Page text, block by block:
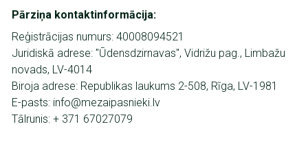
Pārziņa kontaktinformācija:
Reģistrācijas numurs: 40008094521
Juridiskā adrese: "Ūdensdzirnavas", Vidrižu pag., Limbažu
novads, LV-4014
Biroja adrese: Republikas laukums 2-508, Rīga, LV-1981
E-pasts: info@mezaipasnieki.lv
Tālrunis: + 371 67027079